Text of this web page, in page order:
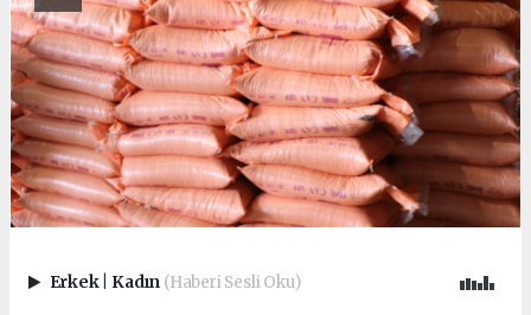
Erkek Kadın (Haberi Sesli Oku)